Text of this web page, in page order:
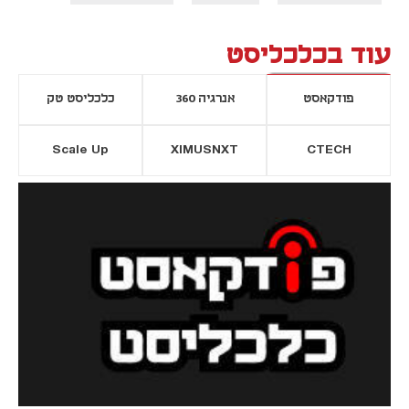
עוד בכלכליסט
פודקאסט אנרגיה 360 כלכליסט טק
CTECH
XIMUSNXT
Scale Up
נפתח בכרטיסייה חדשה חדשה